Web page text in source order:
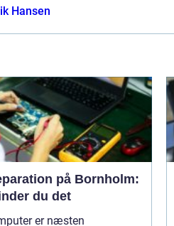
Hansen
på Bornholm:
du det
er næsten